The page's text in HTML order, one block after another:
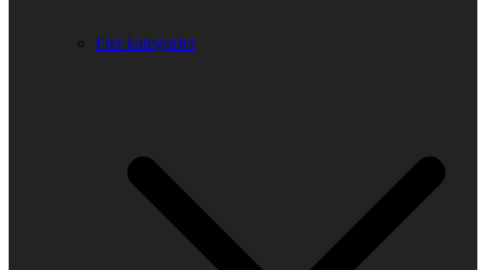
Fler kategorier